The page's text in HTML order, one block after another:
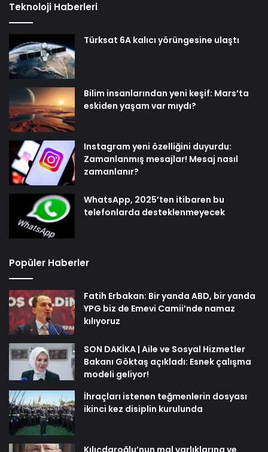
Teknoloji Haberleri
Türksat 6A kalıcı yörüngesine ulaştı
Bilim insanlarından yeni keşif: Mars’ta
eskiden yaşam var mıydı?
Instagram yeni özelliğini duyurdu:
Zamanlanmış mesajlar! Mesaj nasıl
zamanlanır?
WhatsApp, 2025’ten itibaren bu
telefonlarda desteklenmeyecek
Popüler Haberler
Fatih Erbakan: Bir yanda ABD, bir yanda
YPG biz de Emevi Camii’nde namaz
kılıyoruz
SON DAKİKA | Aile ve Sosyal Hizmetler
Bakanı Göktaş açıkladı: Esnek çalışma
modeli geliyor!
İhraçları istenen teğmenlerin dosyası
ikinci kez disiplin kurulunda